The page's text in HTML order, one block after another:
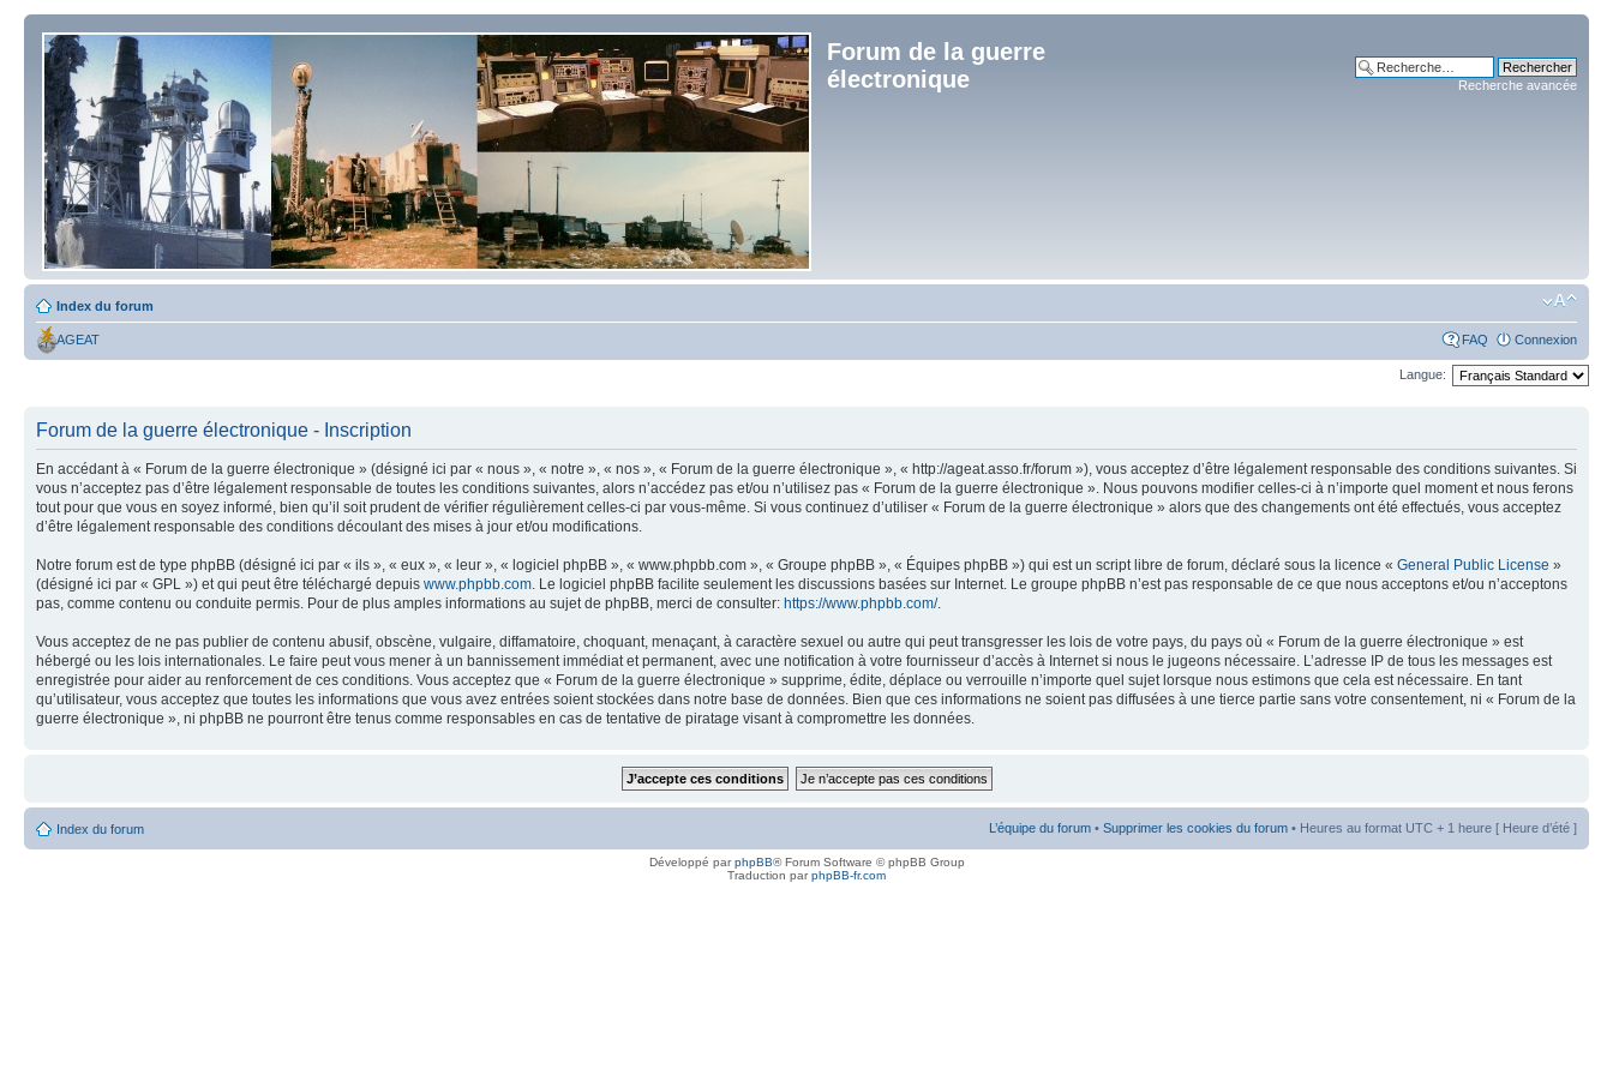
Forum de la guerre
électronique
Recherche avancée
Index du forum
AGEAT FAQ Connexion
Langue:
Forum de la guerre électronique - Inscription
En accédant à « Forum de la guerre électronique » (désigné ici par « nous », « notre », « nos », « Forum de la guerre électronique », « http://ageat.asso.fr/forum »), vous acceptez d’être légalement responsable des conditions suivantes. Si
vous n’acceptez pas d’être légalement responsable de toutes les conditions suivantes, alors n’accédez pas et/ou n’utilisez pas « Forum de la guerre électronique ». Nous pouvons modifier celles-ci à n’importe quel moment et nous ferons
tout pour que vous en soyez informé, bien qu’il soit prudent de vérifier régulièrement celles-ci par vous-même. Si vous continuez d’utiliser « Forum de la guerre électronique » alors que des changements ont été effectués, vous acceptez
d’être légalement responsable des conditions découlant des mises à jour et/ou modifications.
Notre forum est de type phpBB (désigné ici par « ils », « eux », « leur », « logiciel phpBB », « www.phpbb.com », « Groupe phpBB », « Équipes phpBB ») qui est un script libre de forum, déclaré sous la licence « General Public License »
(désigné ici par « GPL ») et qui peut être téléchargé depuis www.phpbb.com . Le logiciel phpBB facilite seulement les discussions basées sur Internet. Le groupe phpBB n’est pas responsable de ce que nous acceptons et/ou n’acceptons
pas, comme contenu ou conduite permis. Pour de plus amples informations au sujet de phpBB, merci de consulter: https://www.phpbb.com/.
Vous acceptez de ne pas publier de contenu abusif, obscène, vulgaire, diffamatoire, choquant, menaçant, à caractère sexuel ou autre qui peut transgresser les lois de votre pays, du pays où « Forum de la guerre électronique » est
hébergé ou les lois internationales. Le faire peut vous mener à un bannissement immédiat et permanent, avec une notification à votre fournisseur d’accès à Internet si nous le jugeons nécessaire. L’adresse IP de tous les messages est
enregistrée pour aider au renforcement de ces conditions. Vous acceptez que « Forum de la guerre électronique » supprime, édite, déplace ou verrouille n’importe quel sujet lorsque nous estimons que cela est nécessaire. En tant
qu’utilisateur, vous acceptez que toutes les informations que vous avez entrées soient stockées dans notre base de données. Bien que ces informations ne soient pas diffusées à une tierce partie sans votre consentement, ni « Forum de la
guerre électronique », ni phpBB ne pourront être tenus comme responsables en cas de tentative de piratage visant à compromettre les données.
Index du forum L’équipe du forum • Supprimer les cookies du forum • Heures au format UTC + 1 heure [ Heure d’été ]
Développé parphpBB® Forum Software © phpBB Group
Traduction parphpBB-fr.com